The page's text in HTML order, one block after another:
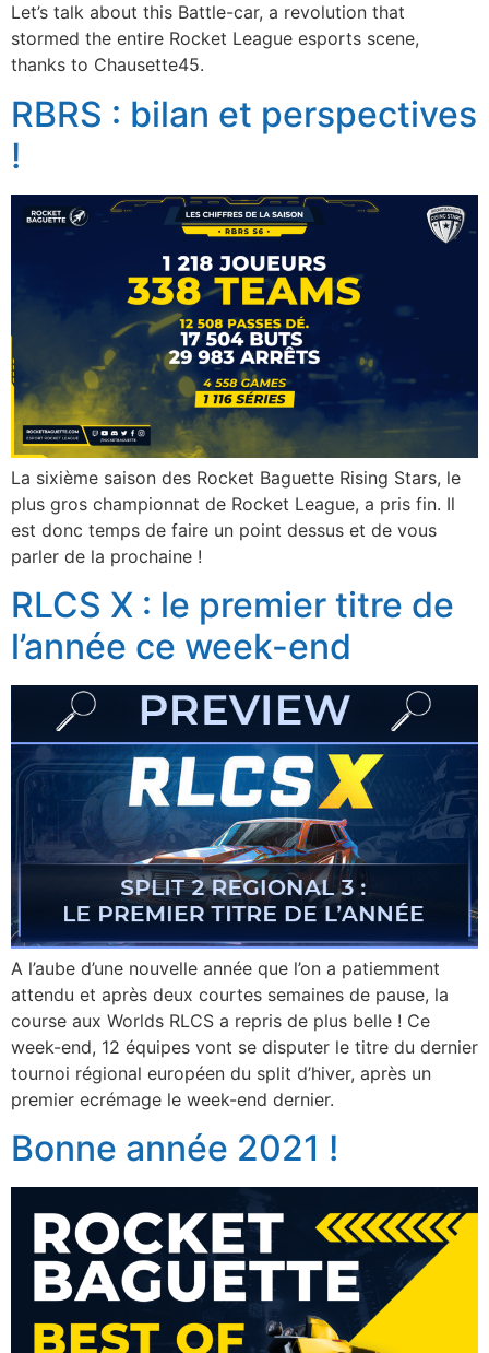
Let’s talk about this Battle-car, a revolution that
stormed the entire Rocket League esports scene,
thanks to Chausette45.
RBRS : bilan et perspectives
!
La sixième saison des Rocket Baguette Rising Stars, le
plus gros championnat de Rocket League, a pris fin. Il
est donc temps de faire un point dessus et de vous
parler de la prochaine !
RLCS X : le premier titre de
l’année ce week-end
A l’aube d’une nouvelle année que l’on a patiemment
attendu et après deux courtes semaines de pause, la
course aux Worlds RLCS a repris de plus belle ! Ce
week-end, 12 équipes vont se disputer le titre du dernier
tournoi régional européen du split d’hiver, après un
premier ecrémage le week-end dernier.
Bonne année 2021 !